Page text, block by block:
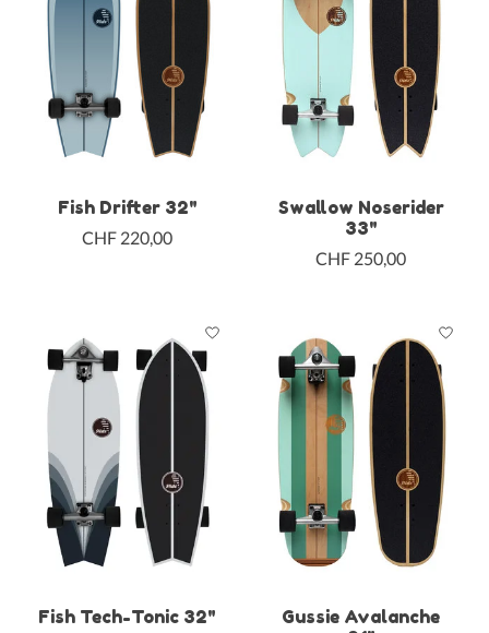
Fish Drifter 32"
CHF 220,00
Swallow Noserider
33"
CHF 250,00
Fish Tech-Tonic 32"
Gussie Avalanche